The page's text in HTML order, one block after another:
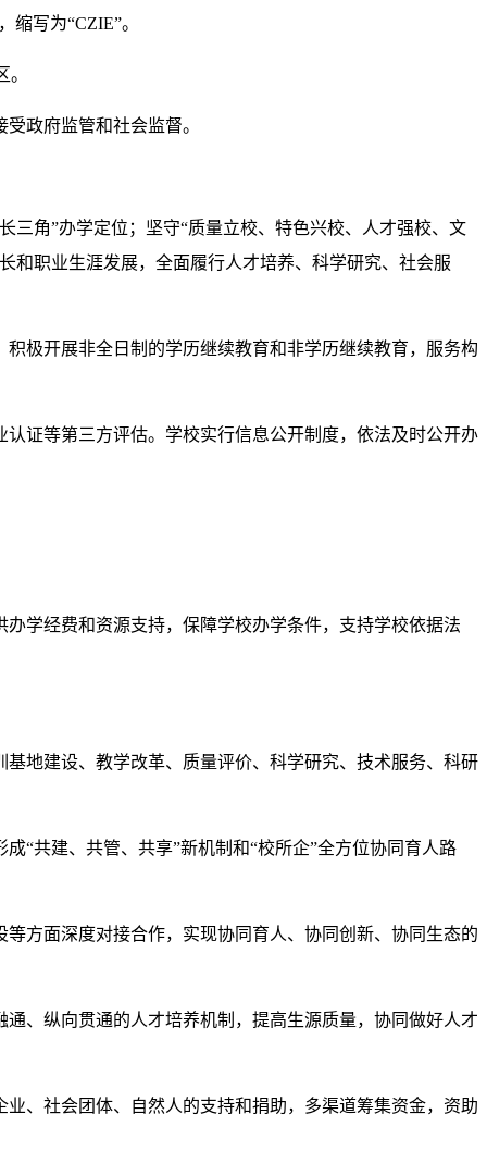
缩写为“CZIE”。
政府监管和社会监督。
三角”办学定位；坚守“质量立校、特色兴校、人才强校、文
和职业生涯发展，全面履行人才培养、科学研究、社会服
极开展非全日制的学历继续教育和非学历继续教育，服务构
证等第三方评估。学校实行信息公开制度，依法及时公开办
学经费和资源支持，保障学校办学条件，支持学校依据法
地建设、教学改革、质量评价、科学研究、技术服务、科研
“共建、共管、共享”新机制和“校所企”全方位协同育人路
方面深度对接合作，实现协同育人、协同创新、协同生态的
、纵向贯通的人才培养机制，提高生源质量，协同做好人才
、社会团体、自然人的支持和捐助，多渠道筹集资金，资助